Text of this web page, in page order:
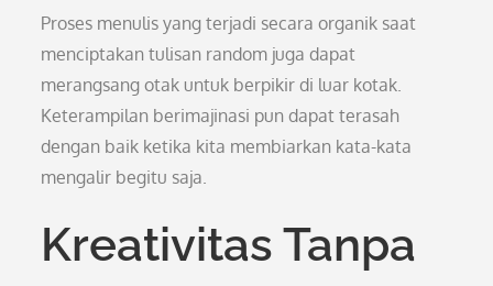
Proses menulis yang terjadi secara organik saat
menciptakan tulisan random juga dapat
merangsang otak untuk berpikir di luar kotak.
Keterampilan berimajinasi pun dapat terasah
dengan baik ketika kita membiarkan kata-kata
mengalir begitu saja.
Kreativitas Tanpa